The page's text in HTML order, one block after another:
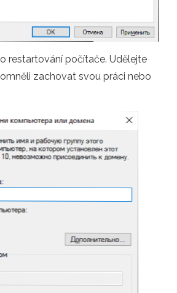
restartování počítače. Udělejte
zachovat svou práci nebo